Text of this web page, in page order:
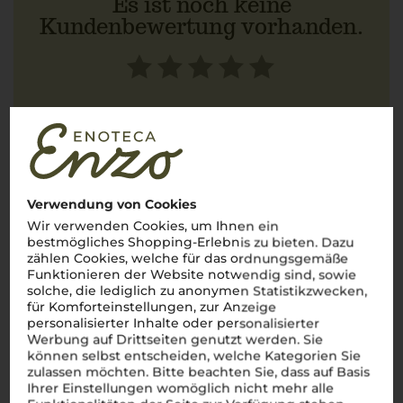
Verwendung von Cookies
Wir verwenden Cookies, um Ihnen ein
bestmögliches Shopping-Erlebnis zu bieten. Dazu
zählen Cookies, welche für das ordnungsgemäße
Funktionieren der Website notwendig sind, sowie
solche, die lediglich zu anonymen Statistikzwecken,
für Komforteinstellungen, zur Anzeige
personalisierter Inhalte oder personalisierter
Werbung auf Drittseiten genutzt werden. Sie
können selbst entscheiden, welche Kategorien Sie
zulassen möchten. Bitte beachten Sie, dass auf Basis
Ihrer Einstellungen womöglich nicht mehr alle
Kundenbewertung vorhanden.
JETZT BEWERTEN
Über die Region
Südtirol
Die alpinische Weinregion Italiens mit einzigartigem
Charakter
Willkommen inSüdtirol, wo majestätische
Alpenlandschaften auf italienischen Charme treffen und eine
der faszinierendsten Weinregionen des Landes bilden.